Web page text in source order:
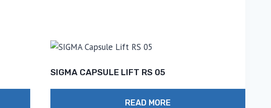
SIGMA CAPSULE LIFT RS 05
READ MORE